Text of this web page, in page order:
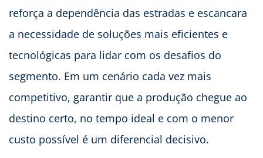
reforça a dependência das estradas e escancara
a necessidade de soluções mais eficientes e
tecnológicas para lidar com os desafios do
segmento. Em um cenário cada vez mais
competitivo, garantir que a produção chegue ao
destino certo, no tempo ideal e com o menor
custo possível é um diferencial decisivo.